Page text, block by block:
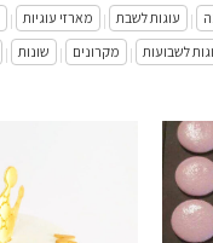
| עוגות לשבת | מארזי עוגיות |
לשבועות | מקרונים | שונות |